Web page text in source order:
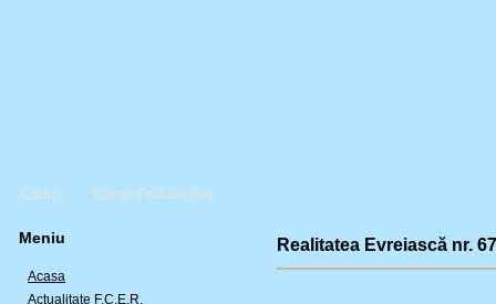
Cauta Canal Youtube live
Meniu
Acasa
Actualitate F.C.E.R.
Realitatea Evreiască nr.